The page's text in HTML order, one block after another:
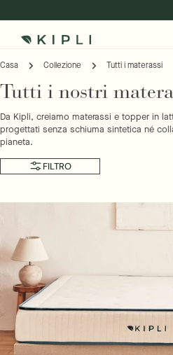
al
contenuto
Casa Collezione Tutti i materassi
Tutti i nostri
Da Kipli, creiamo materassi e topper in
progettati senza schiuma sintetica né
pianeta.
FILTRO